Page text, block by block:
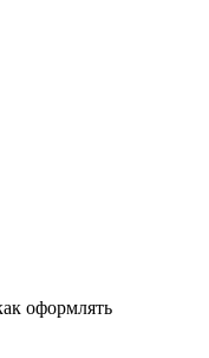
оформлять